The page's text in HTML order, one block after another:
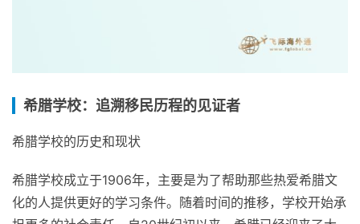
希腊学校：追溯移民历程的见证者
希腊学校的历史和现状
希腊学校成立于1906年，主要是为了帮助那些热爱希腊文
化的人提供更好的学习条件。随着时间的推移，学校开始承